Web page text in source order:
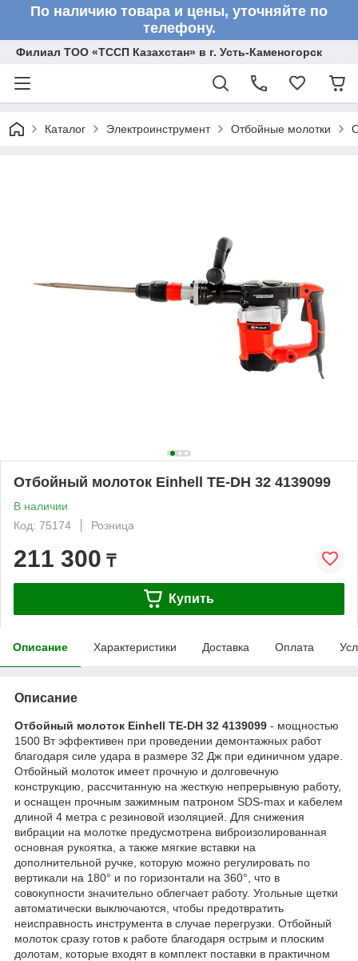
По наличию товара и цены, уточняйте по
телефону.
Филиал ТОО «ТССП Казахстан» в г. Усть-Каменогорск
Каталог Электроинструмент Отбойные молотки
Отбойный молоток Einhell TE-DH 32 4139099
В наличии
Код: 75174
Розница
211 300 ₸
Купить
Описание Характеристики Доставка Оплата
Описание
Отбойный молоток Einhell TE-DH 32 4139099 - мощностью
1500 Вт эффективен при проведении демонтажных работ
благодаря силе удара в размере 32 Дж при единичном ударе.
Отбойный молоток имеет прочную и долговечную
конструкцию, рассчитанную на жесткую непрерывную работу,
и оснащен прочным зажимным патроном SDS-max и кабелем
длиной 4 метра с резиновой изоляцией. Для снижения
вибрации на молотке предусмотрена виброизолированная
основная рукоятка, а также мягкие вставки на
дополнительной ручке, которую можно регулировать по
вертикали на 180° и по горизонтали на 360°, что в
совокупности значительно облегчает работу. Угольные щетки
автоматически выключаются, чтобы предотвратить
неисправность инструмента в случае перегрузки. Отбойный
молоток сразу готов к работе благодаря острым и плоским
долотам, которые входят в комплект поставки в практичном